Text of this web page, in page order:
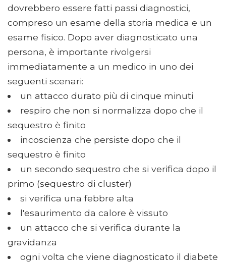
dovrebbero essere fatti passi diagnostici,
compreso un esame della storia medica e un
esame fisico. Dopo aver diagnosticato una
persona, è importante rivolgersi
immediatamente a un medico in uno dei
seguenti scenari:
un attacco durato più di cinque minuti
respiro che non si normalizza dopo che il
sequestro è finito
incoscienza che persiste dopo che il
sequestro è finito
un secondo sequestro che si verifica dopo il
primo (sequestro di cluster)
si verifica una febbre alta
l'esaurimento da calore è vissuto
un attacco che si verifica durante la
gravidanza
ogni volta che viene diagnosticato il diabete